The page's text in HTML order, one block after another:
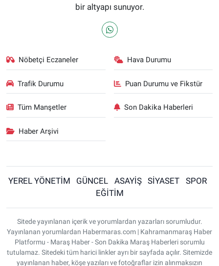
bir altyapı sunuyor.
Nöbetçi Eczaneler Hava Durumu
Trafik Durumu Puan Durumu ve Fikstür
Tüm Manşetler Son Dakika Haberleri
Haber Arşivi
YEREL YÖNETİM GÜNCEL ASAYİŞ SİYASET
SPOR
EĞİTİM
Sitede yayınlanan içerik ve yorumlardan yazarları sorumludur.
Yayınlanan yorumlardan Habermaras.com | Kahramanmaraş Haber
Platformu - Maraş Haber - Son Dakika Maraş Haberleri sorumlu
tutulamaz. Sitedeki tüm harici linkler ayrı bir sayfada açılır. Sitemizde
yayınlanan haber, köşe yazıları ve fotoğraflar izin alınmaksızın